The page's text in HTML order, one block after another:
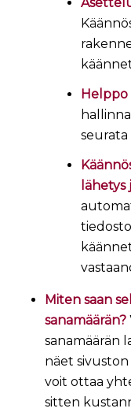
Helppo
seurata
lähetys
Miten saan
sanamäärän?
sanamäärän
näet
voit ottaa
sitten